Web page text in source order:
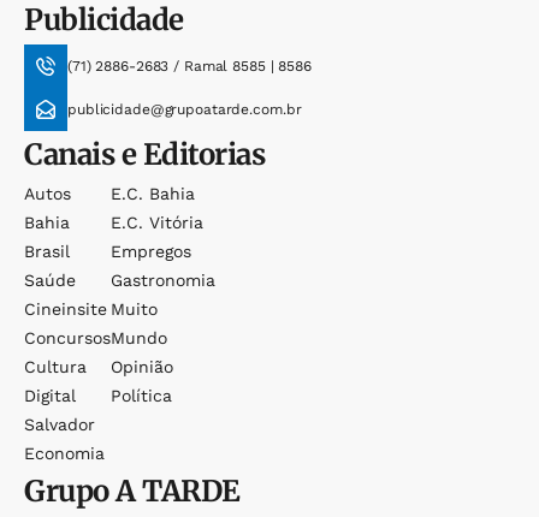
Publicidade
(71) 2886-2683 / Ramal 8585 | 8586
publicidade@grupoatarde.com.br
Canais e Editorias
Autos
Bahia
Brasil
Saúde
Cineinsite
Concursos
Cultura
Digital
Salvador
Economia
E.c. Bahia
E.c. Vitória
Empregos
Gastronomia
Muito
Mundo
Opinião
Política
GrupoA TARDE